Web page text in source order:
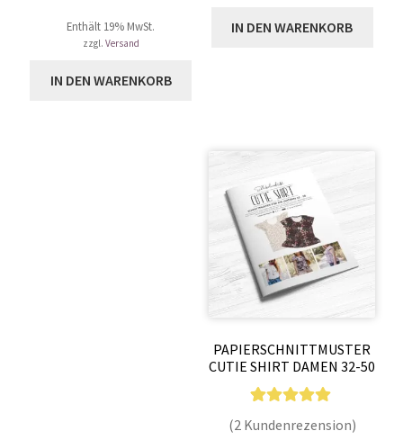
tung
Enthält 19% MwSt.
zzgl. Versand
IN DEN WARENKORB
IN DEN WARENKORB
PAPIERSCHNITTMUSTER
CUTIE SHIRT DAMEN 32-50
(2 Kundenrezension)